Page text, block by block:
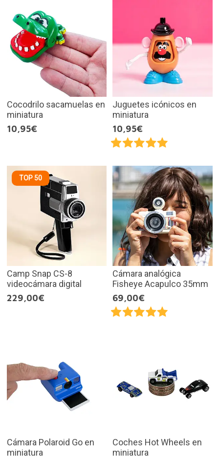
Cocodrilo sacamuelas en
miniatura
10,95€
Juguetes icónicos en
miniatura
10,95€
TOP 50
Camp Snap CS-8
videocámara digital
229,00€
Cámara analógica
Fisheye Acapulco 35mm
69,00€
Cámara Polaroid Go en
miniatura
Coches Hot Wheels en
miniatura